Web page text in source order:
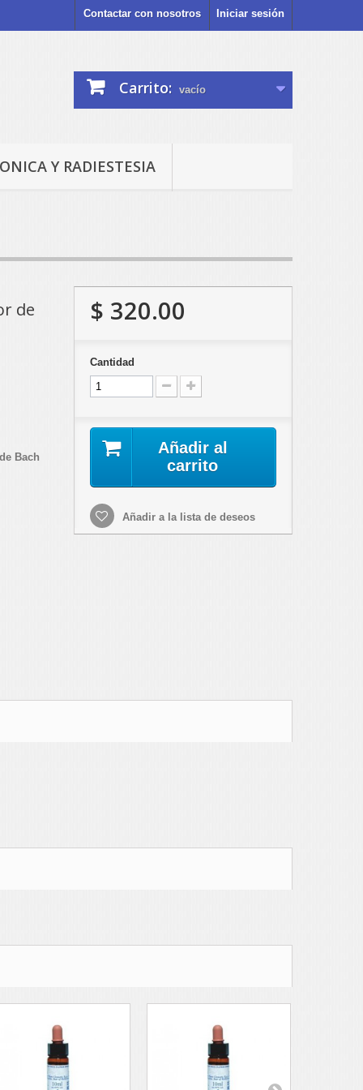
Iniciar sesión
Contactar con nosotros
Carrito: vacío
Y RADIESTESIA
de
Bach
$ 320.00
Cantidad
Añadir al
carrito
Añadir a la lista de deseos